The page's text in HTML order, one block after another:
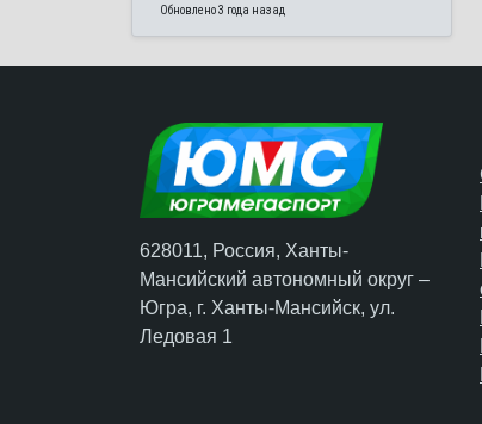
Обновлено 3 года назад
628011, Россия, Ханты-
Мансийский автономный округ –
Югра, г. Ханты-Мансийск, ул.
Ледовая 1